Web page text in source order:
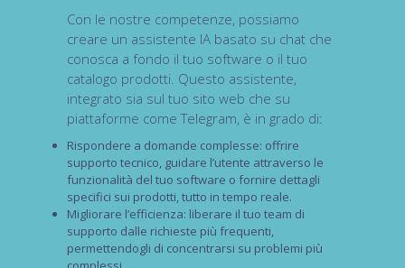
Con le nostre competenze, possiamo
creare un assistente IA basato su chat che
conosca a fondo il tuo software o il tuo
catalogo prodotti. Questo assistente,
integrato sia sul tuo sito web che su
piattaforme comeTelegram, è in grado di:
Rispondere a domande complesse: offrire
supporto tecnico, guidare l’utente attraverso le
funzionalità del tuo software o fornire dettagli
specifici sui prodotti, tutto in tempo reale.
Migliorare l’efficienza: liberare il tuo team di
supporto dalle richieste più frequenti,
permettendogli di concentrarsi su problemi più